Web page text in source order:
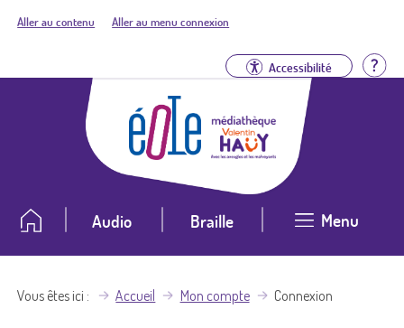
Aller au contenu Aller au menu connexion
Accessibilité
Audio Braille Menu
Vous êtes ici Accueil Mon compte Connexion